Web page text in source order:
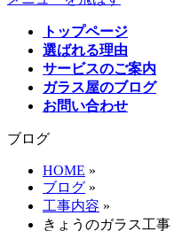
トップページ
選ばれる理由
サービスのご案内
ガラス屋のブログ
お問い合わせ
ブログ
HOME »
ブログ »
工事内容 »
きょうのガラス工事